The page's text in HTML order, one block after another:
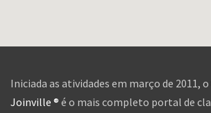
Iniciada as atividades em março de 2011, o
Joinville ® é o mais completo portal de